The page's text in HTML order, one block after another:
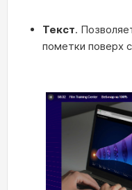
Текст.
пометки поверх